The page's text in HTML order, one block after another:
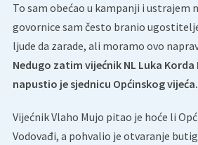
To sam obećao u kampanji i ustrajem
govornice sam često branio
ljude da zarade, ali moramo ovo
Nedugo zatim vijećnik NL Luka Korda
napustio je sjednicu Općinskog vijeća.
Vijećnik Vlaho Mujo pitao je hoće li
Vodovađi, a pohvalio je otvaranje